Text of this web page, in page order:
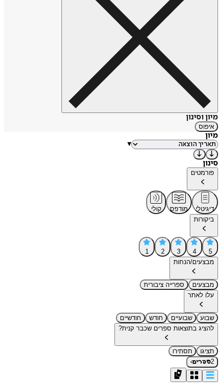
מיון וסינון
איפוס
מיון
▾
סינון
פורמטים
דיגיטלי מודפס
קולי
ביקורות
5
4
3
2
1
מבצעים/הנחות
מבצעים
ספרייה ציבורית
עלו לאתר
שבוע שבועיים חודש
חודשיים
להציג בתוצאות ספרים שכבר קנית?
תציגו
תסתירו
2ספרים›